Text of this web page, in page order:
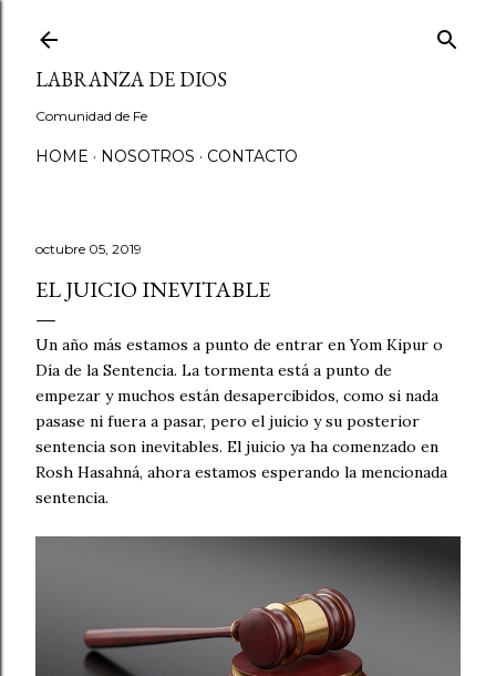
LABRANZA DE DIOS
Comunidad de Fe
HOME NOSOTROS CONTACTO
octubre 05, 2019
EL JUICIO INEVITABLE
Un año más estamos a punto de entrar en Yom Kipur o
Día de la Sentencia. La tormenta está a punto de
empezar y muchos están desapercibidos, como si nada
pasase ni fuera a pasar, pero el juicio y su posterior
sentencia son inevitables. El juicio ya ha comenzado en
Rosh Hasahná, ahora estamos esperando la mencionada
sentencia.